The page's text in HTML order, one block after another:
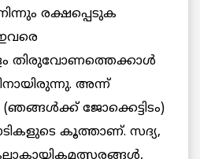
രക്ഷപ്പെടുക
തിരുവോണത്തെക്കാള്‍
അന്ന്
ജോക്കെട്ടിടം)
കൂത്താണ്. സദ്യ,